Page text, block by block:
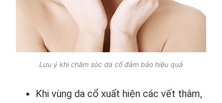
Lưu ý khi chăm sóc da cổ đảm bảo hiệu quả
Khi vùng da cổ xuất hiện các vết thâm,